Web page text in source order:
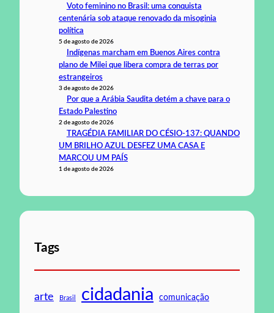
Voto feminino no Brasil: uma conquista
centenária sob ataque renovado da misoginia
política
5 de agosto de 2026
Indígenas marcham em Buenos Aires contra
plano de Milei que libera compra de terras por
estrangeiros
3 de agosto de 2026
Por que a Arábia Saudita detém a chave para o
Estado Palestino
2 de agosto de 2026
TRAGÉDIA FAMILIAR DO CÉSIO-137: QUANDO
UM BRILHO AZUL DESFEZ UMA CASA E
MARCOU UM PAÍS
1 de agosto de 2026
Tags
arte Brasil cidadania comunicação